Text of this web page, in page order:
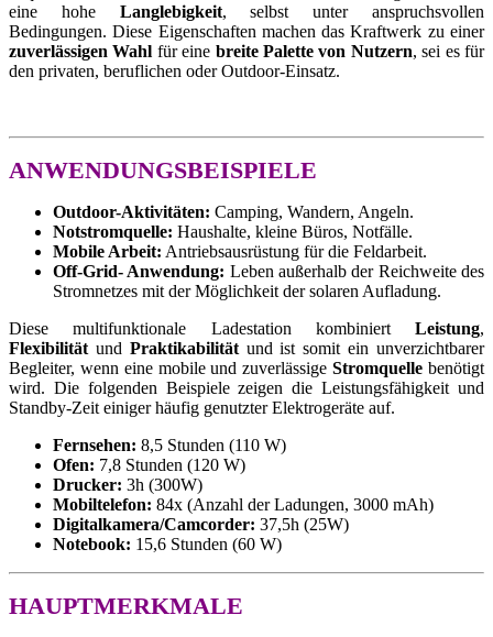
eine hohe Langlebigkeit, selbst unter anspruchsvollen
Bedingungen. Diese Eigenschaften machen das Kraftwerk zu einer
zuverlässigen Wahl für eine breite Palette von Nutzern, sei es für
den privaten, beruflichen oder Outdoor-Einsatz.
ANWENDUNGSBEISPIELE
Outdoor-Aktivitäten: Camping, Wandern, Angeln.
Notstromquelle: Haushalte, kleine Büros, Notfälle.
Mobile Arbeit: Antriebsausrüstung für die Feldarbeit.
Off-Grid- Anwendung: Leben außerhalb der Reichweite des
Stromnetzes mit der Möglichkeit der solaren Aufladung.
Diese multifunktionale Ladestation kombiniert Leistung,
Flexibilitätund Praktikabilitätund ist somit ein unverzichtbarer
Begleiter, wenn eine mobile und zuverlässigeStromquelle benötigt
wird. Die folgenden Beispiele zeigen die Leistungsfähigkeit und
Standby-Zeit einiger häufig genutzter Elektrogeräte auf.
Fernsehen: 8,5 Stunden (110 W)
Ofen: 7,8 Stunden (120 W)
Drucker: 3h (300W)
Mobiltelefon: 84x (Anzahl der Ladungen, 3000 mAh)
Digitalkamera/Camcorder: 37,5h (25W)
Notebook: 15,6 Stunden (60 W)
HAUPTMERKMALE